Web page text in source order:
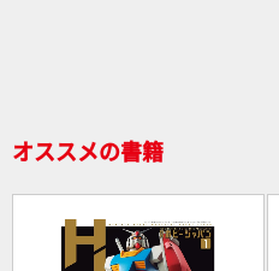
オススメの書籍